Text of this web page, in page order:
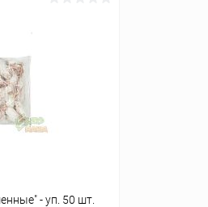
- уп. 50 шт.